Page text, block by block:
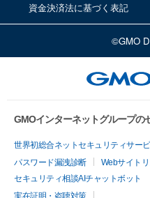
資金決済法に基づく表記
©GMO
GMOインターネットグループの
世界初総合ネットセキュリティサー
パスワード漏洩診断
Webサイト
セキュリティ相談AIチャットボット
実在証明・盗聴対策